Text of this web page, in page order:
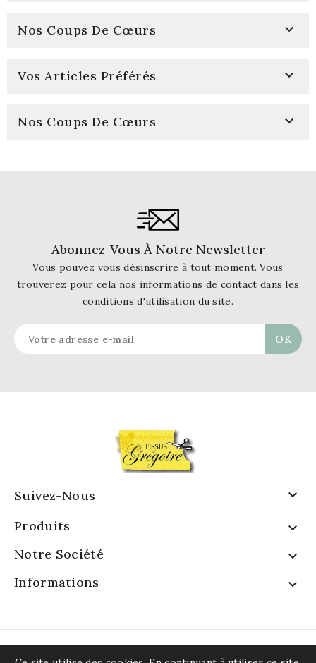
Nos Coups De Cœurs 
Vos Articles Préférés 
Nos Coups De Cœurs 
Abonnez-Vous À Notre Newsletter
Vous pouvez vous désinscrire à tout moment. Vous
trouverez pour cela nos informations de contact dans les
conditions d'utilisation du site.
Suivez-Nous 
Produits 
Notre Société 
Informations 